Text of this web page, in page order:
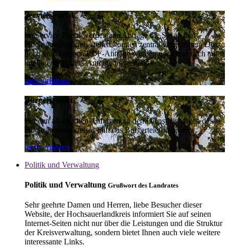
Service-Portal
Im Service-Portal werden alle Anträge die Sie an den
Hochsauerlandkreis stellen können zentral vorgehalten. Die
noch vorhandenen PDF-Anträge werden nach und nach auf
intelligente Online-Anträge umgestellt.
mehr erfahren
Bürgertelefon
Bei den alltäglichen Anfragen zu den Dienstleistungen des
Hochsauerlandkreises hilft das Bürgertelefon weiter.
mehr erfahren
Politik und Verwaltung
Politik und Verwaltung Grußwort des Landrates
Sehr geehrte Damen und Herren, liebe Besucher dieser
Website, der Hochsauerlandkreis informiert Sie auf seinen
Internet-Seiten nicht nur über die Leistungen und die Struktur
der Kreisverwaltung, sondern bietet Ihnen auch viele weitere
interessante Links.